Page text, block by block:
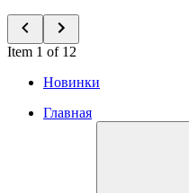
Item 1 of 12
Новинки
Главная